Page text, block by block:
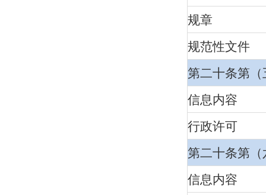
规章
规范性文件
第二十条第（
信息内容
行政许可
第二十条第（
信息内容